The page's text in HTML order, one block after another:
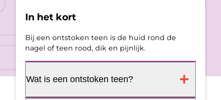
In het kort
Bij een ontstoken teen is de huid rond de
nagel of teen rood, dik en pijnlijk.
Wat is een ontstoken teen?